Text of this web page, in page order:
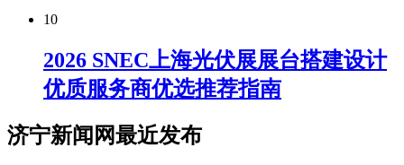
10
2026 SNEC上海光伏展展台搭建设计
优质服务商优选推荐指南
济宁新闻网最近发布